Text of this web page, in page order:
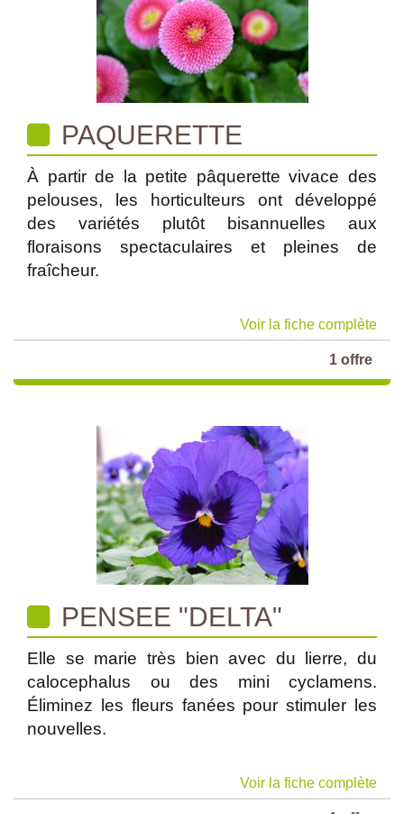
PAQUERETTE
À partir de la petite pâquerette vivace des
pelouses, les horticulteurs ont développé
des variétés plutôt bisannuelles aux
floraisons spectaculaires et pleines de
fraîcheur.
Voir la fiche complète
1 offre
PENSEE "DELTA"
Elle se marie très bien avec du lierre, du
calocephalus ou des mini cyclamens.
Éliminez les fleurs fanées pour stimuler les
nouvelles.
Voir la fiche complète